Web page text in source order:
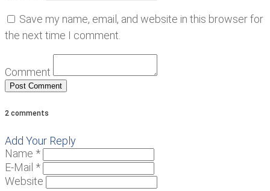
Save my name, email, and website in this browser for
the next time I comment.
Comment
2 comments
Add Your Reply
Name *
E-Mail *
Website